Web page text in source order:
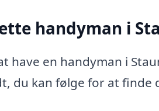
handyman i
have en handyman i
du kan følge for at finde